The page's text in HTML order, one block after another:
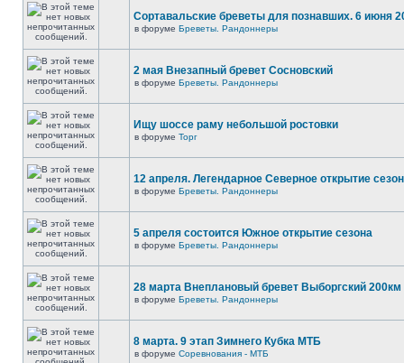
Сортавальские бреветы для познавших. 6 июня
в форуме Бреветы. Рандоннеры
2 мая Внезапный бревет Сосновский
в форуме Бреветы. Рандоннеры
Ищу шоссе раму небольшой ростовки
в форуме Торг
12 апреля. Легендарное Северное открытие
в форуме Бреветы. Рандоннеры
5 апреля состоится Южное открытие сезона
в форуме Бреветы. Рандоннеры
28 марта Внеплановый бревет Выборгский 200км
в форуме Бреветы. Рандоннеры
8 марта. 9 этап Зимнего Кубка МТБ
в форуме Соревнования - МТБ